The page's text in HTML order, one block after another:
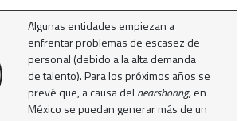
Algunas entidades empiezan a
enfrentar problemas de escasez de
personal (debido a la alta demanda
de talento). Para los próximos años se
prevé que, a causa del nearshoring,en
México se puedan generar más de un